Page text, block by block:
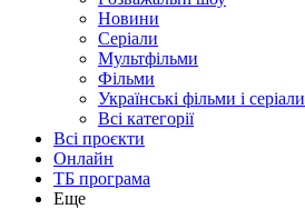
Новини
Серіали
Мультфільми
Фільми
Українські фільми і серіали
Всі категорії
Всі проєкти
Онлайн
ТБ програма
Еще